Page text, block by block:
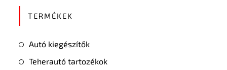
TERMÉKEK
Autó kiegészítők
Teherautó tartozékok